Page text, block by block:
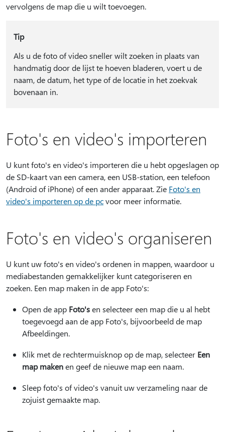
vervolgens de map die u wilt toevoegen.
Tip
Als u de foto of video sneller wilt zoeken in plaats van
handmatig door de lijst te hoeven bladeren, voert u de
naam, de datum, het type of de locatie in het zoekvak
bovenaan in.
Foto's en video's importeren
U kunt foto's en video's importeren die u hebt opgeslagen op
de SD-kaart van een camera, een USB-station, een telefoon
(Android of iPhone) of een ander apparaat. Zie Foto's en
video's importeren op de pcvoor meer informatie.
Foto's en video's organiseren
U kunt uw foto's en video's ordenen in mappen, waardoor u
mediabestanden gemakkelijker kunt categoriseren en
zoeken. Een map maken in de app Foto's:
Open de app Foto'sen selecteer een map die u al hebt
toegevoegd aan de app Foto's, bijvoorbeeld de map
Afbeeldingen.
Klik met de rechtermuisknop op de map, selecteer Een
map makenen geef de nieuwe map een naam.
Sleep foto's of video's vanuit uw verzameling naar de
zojuist gemaakte map.